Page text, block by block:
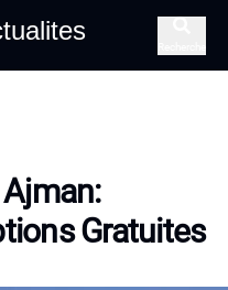
Gratuites